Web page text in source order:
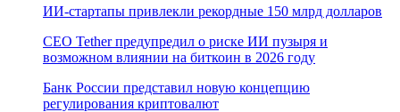
ИИ-стартапы привлекли рекордные 150 млрд долларов
CEO Tether предупредил о риске ИИ пузыря и
возможном влиянии на биткоин в 2026 году
Банк России представил новую концепцию
регулирования криптовалют